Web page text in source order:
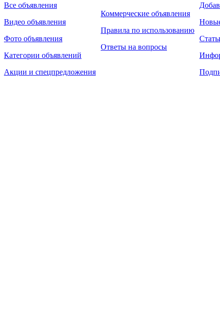
Все объявления
Видео объявления
Фото объявления
Категории объявлений
Акции и спецпредложения
Коммерческие объявления
Правила по использованию
Ответы на вопросы